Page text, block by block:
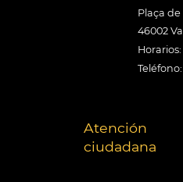
Plaça
46002
Atención
ciudadana